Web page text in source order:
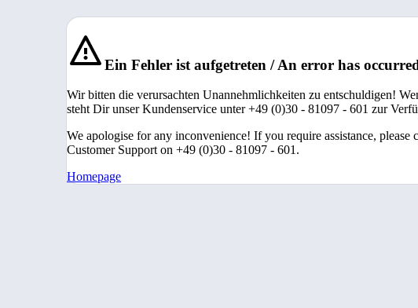
Ein Fehler ist aufgetreten / An error has
Wir bitten die verursachten Unannehmlichkeiten zu entschuldigen!
steht Dir unser Kundenservice unter +49 (0)30 - 81097 - 601 zur
We apologise for any inconvenience! If you require assistance, please
Customer Support on +49 (0)30 - 81097 - 601.
Homepage